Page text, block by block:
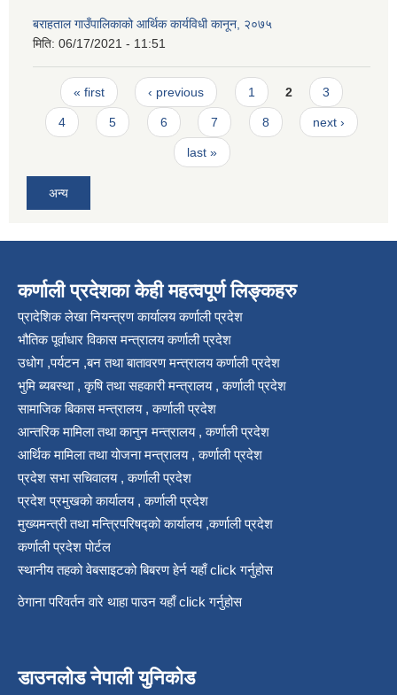
बराहताल गाउँपालिकाको आर्थिक कार्यविधी कानून, २०७५
मिति: 06/17/2021 - 11:51
Pages
« first ‹ previous 1 2 3
4 5 6 7 8 next ›
last »
अन्य
कर्णाली प्रदेशका केही महत्वपूर्ण लिङ्कहरु
प्रादेशिक लेखा नियन्त्रण कार्यालय कर्णाली प्रदेश
भौतिक पूर्वाधार विकास मन्त्रालय कर्णाली प्रदेश
उधोग ,पर्यटन ,बन तथा बातावरण मन्त्रालय कर्णाली प्रदेश
भुमि ब्यबस्था , कृषि तथा सहकारी मन्त्रालय , कर्णाली प्रदेश
सामाजिक बिकास मन्त्रालय , कर्णाली प्रदेश
आन्तरिक मामिला तथा कानुन मन्त्रालय , कर्णाली प्रदेश
आर्थिक मामिला तथा योजना मन्त्रालय , कर्णाली प्रदेश
प्रदेश सभा सचिवालय , कर्णाली प्रदेश
प्रदेश प्रमुखको कार्यालय , कर्णाली प्रदेश
मुख्यमन्त्री तथा मन्त्रिपरिषद्को कार्यालय ,कर्णाली प्रदेश
कर्णाली प्रदेश पोर्टल
स्थानीय तहको वेबसाइटको बिबरण हेर्न यहाँ click गर्नुहोस
ठेगाना परिवर्तन वारे थाहा पाउन यहाँ click गर्नुहोस
डाउनलोड नेपाली युनिकोड